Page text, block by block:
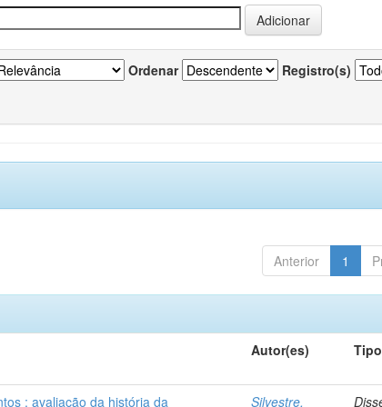
Ordenar Registro(s)
Anterior 1
Autor(es) Tipo
: avaliação da história da Silvestre,